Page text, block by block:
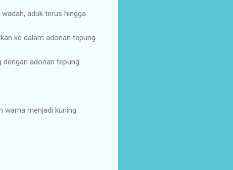
aduk terus hingga
ke dalam adonan tepung
adonan tepung
warna menjadi kuning